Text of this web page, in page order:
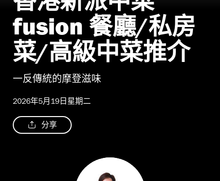
fusion 餐廳/私房
菜/高級中菜推介
一反傳統的摩登滋味
2026年5月19日星期二
分享